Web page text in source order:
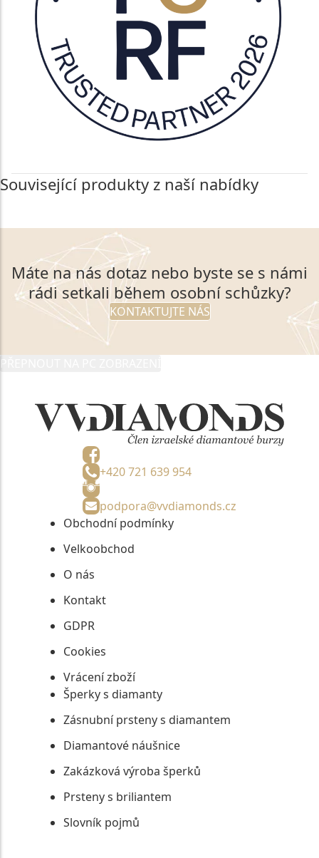
Související produkty z naší nabídky
Máte na nás dotaz nebo byste se s námi
rádi setkali během osobní schůzky?
KONTAKTUJTE NÁS
+420 721 639 954
podpora@vvdiamonds.cz
Obchodní podmínky
Velkoobchod
O nás
Kontakt
GDPR
Cookies
Vrácení zboží
Šperky s diamanty
Zásnubní prsteny s diamantem
Diamantové náušnice
Zakázková výroba šperků
Prsteny s briliantem
Slovník pojmů